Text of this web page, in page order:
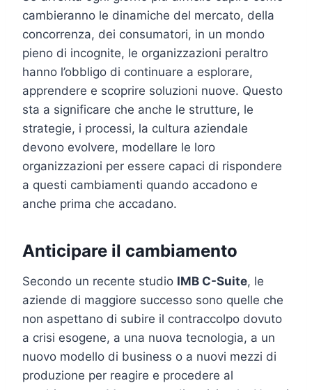
cambieranno le dinamiche del mercato, della
concorrenza, dei consumatori, in un mondo
pieno di incognite, le organizzazioni peraltro
hanno l’obbligo di continuare a esplorare,
apprendere e scoprire soluzioni nuove. Questo
sta a significare che anche le strutture, le
strategie, i processi, la cultura aziendale
devono evolvere, modellare le loro
organizzazioni per essere capaci di rispondere
a questi cambiamenti quando accadono e
anche prima che accadano.
Anticipare il cambiamento
Secondo un recente studio IMB C-Suite, le
aziende di maggiore successo sono quelle che
non aspettano di subire il contraccolpo dovuto
a crisi esogene, a una nuova tecnologia, a un
nuovo modello di business o a nuovi mezzi di
produzione per reagire e procedere al